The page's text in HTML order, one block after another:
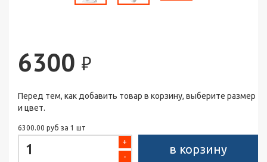
6300 ₽
Перед тем, как добавить товар в корзину, выберите размер
и цвет.
6300.00 руб за 1 шт
-
+
в корзину